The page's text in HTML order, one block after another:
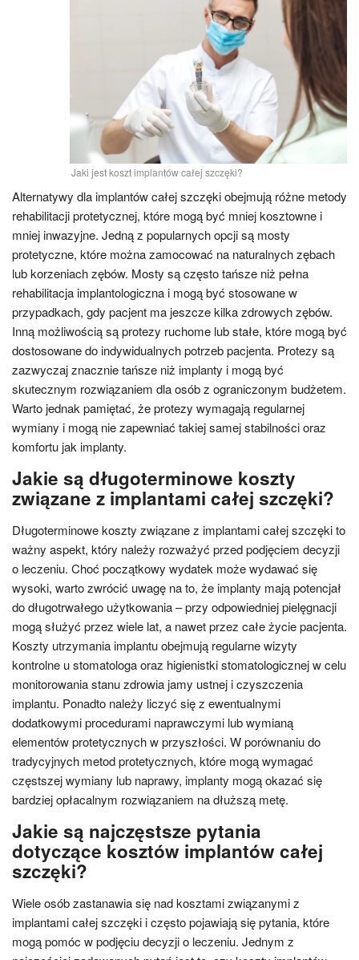
Jaki jest koszt implantów całej szczęki?
Alternatywy dla implantów całej szczęki obejmują różne metody
rehabilitacji protetycznej, które mogą być mniej kosztowne i
mniej inwazyjne. Jedną z popularnych opcji są mosty
protetyczne, które można zamocować na naturalnych zębach
lub korzeniach zębów. Mosty są często tańsze niż pełna
rehabilitacja implantologiczna i mogą być stosowane w
przypadkach, gdy pacjent ma jeszcze kilka zdrowych zębów.
Inną możliwością są protezy ruchome lub stałe, które mogą być
dostosowane do indywidualnych potrzeb pacjenta. Protezy są
zazwyczaj znacznie tańsze niż implanty i mogą być
skutecznym rozwiązaniem dla osób z ograniczonym budżetem.
Warto jednak pamiętać, że protezy wymagają regularnej
wymiany i mogą nie zapewniać takiej samej stabilności oraz
komfortu jak implanty.
Jakie są długoterminowe koszty
związane z implantami całej szczęki?
Długoterminowe koszty związane z implantami całej szczęki to
ważny aspekt, który należy rozważyć przed podjęciem decyzji
o leczeniu. Choć początkowy wydatek może wydawać się
wysoki, warto zwrócić uwagę na to, że implanty mają potencjał
do długotrwałego użytkowania – przy odpowiedniej pielęgnacji
mogą służyć przez wiele lat, a nawet przez całe życie pacjenta.
Koszty utrzymania implantu obejmują regularne wizyty
kontrolne u stomatologa oraz higienistki stomatologicznej w celu
monitorowania stanu zdrowia jamy ustnej i czyszczenia
implantu. Ponadto należy liczyć się z ewentualnymi
dodatkowymi procedurami naprawczymi lub wymianą
elementów protetycznych w przyszłości. W porównaniu do
tradycyjnych metod protetycznych, które mogą wymagać
częstszej wymiany lub naprawy, implanty mogą okazać się
bardziej opłacalnym rozwiązaniem na dłuższą metę.
Jakie są najczęstsze pytania
dotyczące kosztów implantów całej
szczęki?
Wiele osób zastanawia się nad kosztami związanymi z
implantami całej szczęki i często pojawiają się pytania, które
mogą pomóc w podjęciu decyzji o leczeniu. Jednym z